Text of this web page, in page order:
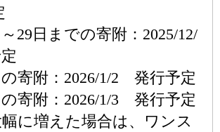
～29日までの寄附：2025/12/
の寄附：2026/1/2 発行予定
の寄附：2026/1/3 発行予定
に増えた場合は、ワンス